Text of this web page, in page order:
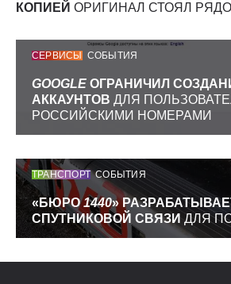
КОПИЕЙ ОРИГИНАЛ СТОЯЛ
СЕРВИСЫ СОБЫТИЯ
GOOGLE ОГРАНИЧИЛ
АККАУНТОВ ДЛЯ
РОССИЙСКИМИ НОМЕРАМИ
ТРАНСПОРТ СОБЫТИЯ
«БЮРО1440»
СПУТНИКОВОЙ СВЯЗИ ДЛЯ